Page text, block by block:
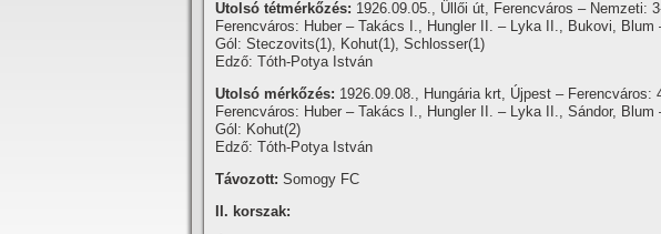
Utolsó tétmérkőzés: 1926.09.05., Üllői út, Ferencváros – Nemzeti:
Ferencváros: Huber – Takács I., Hungler II. – Lyka II., Bukovi,
Gól: Steczovits(1), Kohut(1), Schlosser(1)
Edző: Tóth-Potya István
Utolsó mérkőzés: 1926.09.08., Hungária krt, Újpest – Ferencváros:
Ferencváros: Huber – Takács I., Hungler II. – Lyka II., Sándor,
Gól: Kohut(2)
Edző: Tóth-Potya István
Távozott: Somogy FC
II. korszak: